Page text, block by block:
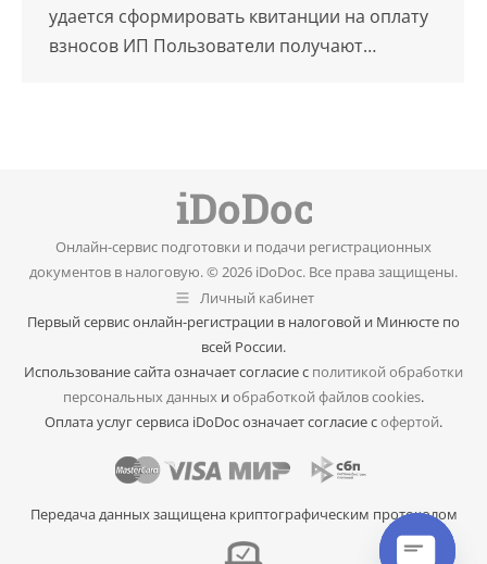
удается сформировать квитанции на оплату
взносов ИП Пользователи получают…
Онлайн-сервис подготовки и подачи регистрационных
документов в налоговую. © 2026 iDoDoc. Все права защищены.
Личный кабинет
Первый сервис онлайн-регистрации в налоговой и Минюсте по
всей России.
Использование сайта означает согласие с политикой обработки
персональных данных иобработкой файлов cookies.
Оплата услуг сервиса iDoDoc означает согласие софертой.
Передача данных защищена криптографическим протоколом